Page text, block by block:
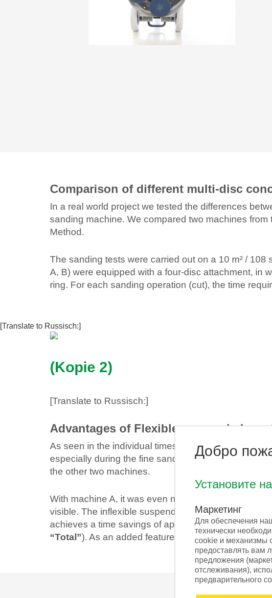
Comparison of different multi-disc
In a real world project we tested the differences
sanding machine. We compared two machines
Method.
The sanding tests were carried out on a 10 m² / 108
A, B) were equipped with a four-disc attachment, in
ring. For each sanding operation (cut), the time
[Translate to Russisch:]
(Kopie 2)
[Translate to Russisch:]
Advantages of Flexible suspended
As seen in the individual times in fig. 3 the
especially during the fine sanding. Due to the
the other two machines.
With machine A, it was even necessary to sand
visible. The inflexible suspended discs of the four-
achieves a time savings of approximately25%
“Total”). As an added feature, TRIO also produces
Добро
Установите
Маркетинг
Для обеспечения
технически
cookie и механизмы
предоставлять вам
предложения
отслеживания),
предварительного